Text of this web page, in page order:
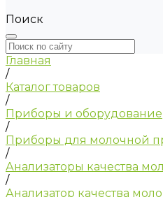
Поиск
Главная
/
Каталог товаров
/
Приборы и оборудование
/
Приборы для молочной
/
Анализаторы качества
/
Анализатор качества